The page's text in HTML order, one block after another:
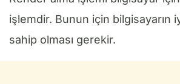
işlemdir. Bunun için bilgisayarın
sahip olması gerekir.